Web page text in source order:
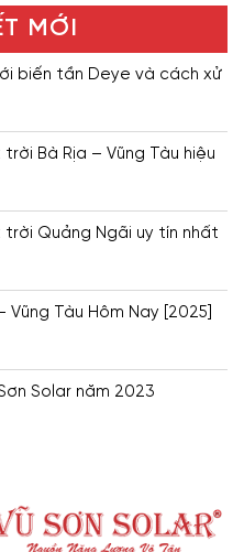
MỚI
biến tần Deye và cách xử
Bà Rịa – Vũng Tàu hiệu
Quảng Ngãi uy tín nhất
Vũng Tàu Hôm Nay [2025]
Solar năm 2023